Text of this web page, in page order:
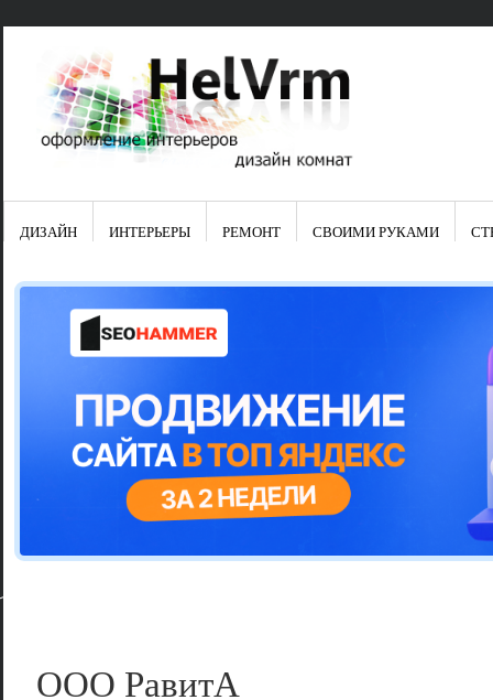
Свежие
Японские
Школа
Шьем
ДИЗАЙН ИНТЕРЬЕРЫ РЕМОНТ СВОИМИ РУКАМИ
ООО РавитА